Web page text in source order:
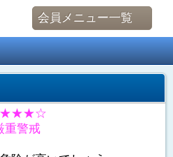
会員メニュー一覧
重警戒